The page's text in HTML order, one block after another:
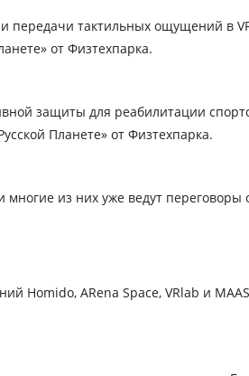
передачи тактильных ощущений в
от Физтехпарка.
защиты для реабилитации
Планете» от Физтехпарка.
из них уже ведут переговоры
Homido, ARena Space, VRlab и